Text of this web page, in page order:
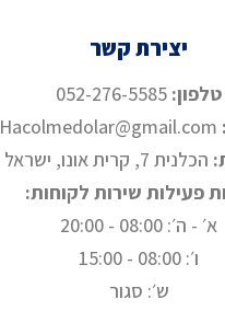
יצירת קשר
טלפון: 052-276-5585⁩
Hacolmedolar@gmail.com
הכלנית 7, קרית אונו, ישראל
פעילות שירות לקוחות:
א׳ - ה׳: 08:00 - 20:00
ו׳: 08:00 - 15:00
ש׳: סגור